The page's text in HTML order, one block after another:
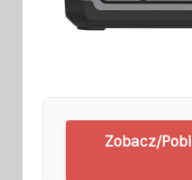
Zobacz/